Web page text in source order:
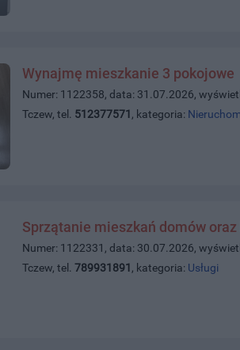
Wynajmę mieszkanie 3 pokojowe
Numer: 1122358, data: 31.07.2026,
Tczew, tel. 512377571 , kategoria:
Sprzątanie mieszkań domów
Numer: 1122331, data: 30.07.2026,
Tczew, tel.789931891, kategoria: Usługi